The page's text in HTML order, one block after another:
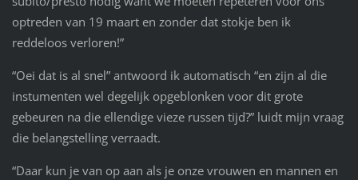
optreden van 19 maart en zonder dat stokje ben ik
reddeloos verloren!”
“Oei dat is al snel” antwoord ik automatisch “en zijn al die
instumenten wel degelijk opgeblonken voor dit grote
gebeuren na die ellendige vieze russen tijd?” luidt mijn vraag
die belangstelling verraadt.
“Daar kun je van op aan als je onze vrouwen en mannen en